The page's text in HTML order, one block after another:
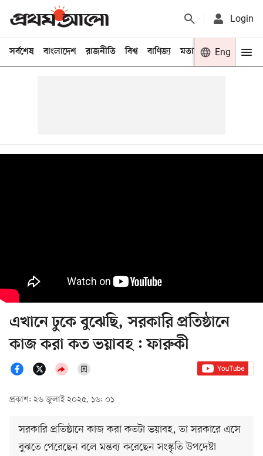
Login
সর্বশেষ বাংলাদেশ রাজনীতি বিশ্ব বাণিজ্য মতামত খেলা
Eng
এখানে ঢুকে বুঝেছি, সরকারি প্রতিষ্ঠানে
কাজ করা কত ভয়াবহ : ফারুকী
প্রকাশ: ২৬ জুলাই ২০২৫, ১৬: ০১
সরকারি প্রতিষ্ঠানে কাজ করা কতটা ভয়াবহ, তা সরকারে এসে
বুঝতে পেরেছেন বলে মন্তব্য করেছেন সংস্কৃতি উপদেষ্টা